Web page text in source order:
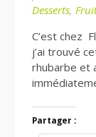
Desserts,
C’est chez
j’ai trouvé
rhubarbe et
Partager :